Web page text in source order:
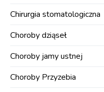
Chirurgia stomatologiczna
Choroby dziąseł
Choroby jamy ustnej
Choroby Przyzebia